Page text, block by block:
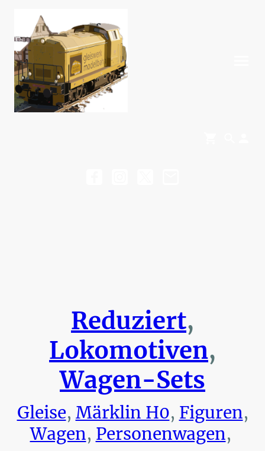
Reduziert,
Lokomotiven,
Wagen-Sets
Gleise, Märklin H0, Figuren,
Wagen, Personenwagen,